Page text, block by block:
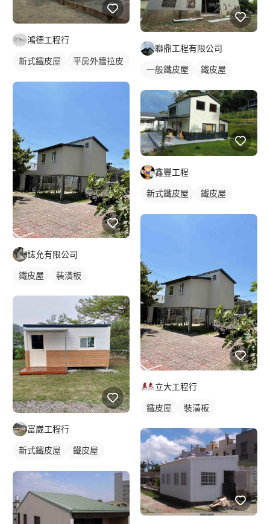
鴻德工程行
新式鐵皮屋
平房外牆拉皮
誌允有限公司
鐵皮屋 裝潢板
富崴工程行
新式鐵皮屋
鐵皮屋
聯鼎工程有限公司
一般鐵皮屋
鐵皮屋
鑫豐工程
新式鐵皮屋
鐵皮屋
立大工程行
鐵皮屋 裝潢板